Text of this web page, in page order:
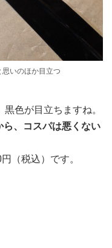
いのほか目立つ
色が目立ちますね。
、コスパは悪くない
（税込）です。